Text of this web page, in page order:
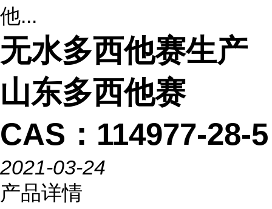
他...
无水多西他赛生产
山东多西他赛
CAS：114977-28-5
2021-03-24
产品详情